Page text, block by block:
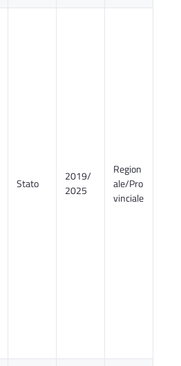
Stato
2019/
2025
Region
ale/Pro
vinciale